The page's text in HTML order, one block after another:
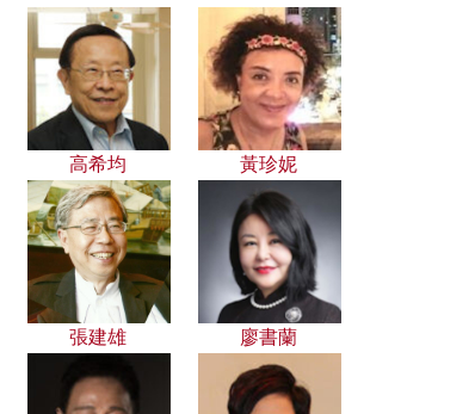
高希均 黃珍妮
張建雄 廖書蘭